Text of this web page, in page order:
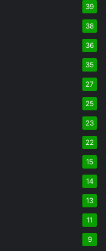
39
38
36
35
27
25
23
22
15
14
13
11
9